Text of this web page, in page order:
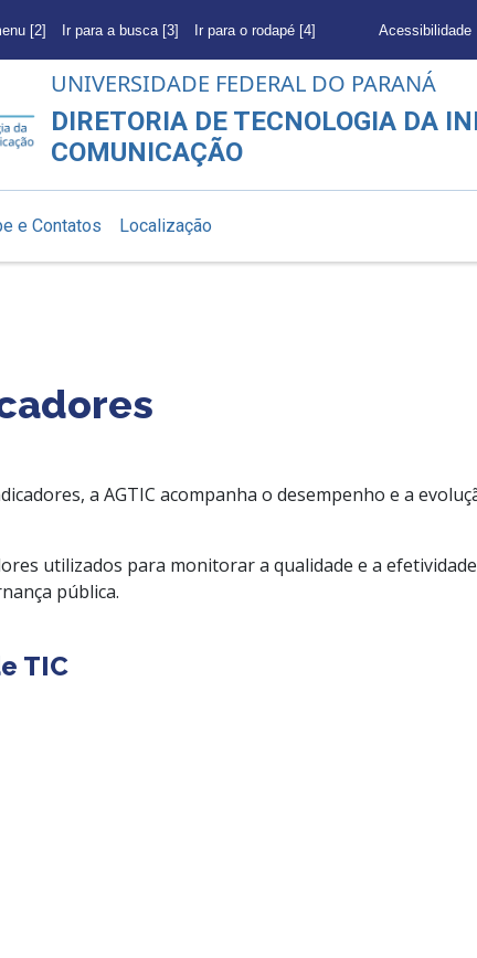
[2] Ir para a busca [3] Ir para o rodapé [4] Acessibilidade
UNIVERSIDADE FEDERAL DO PARANÁ
DIRETORIA DE TECNOLOGIA DA
COMUNICAÇÃO
e Contatos Localização
a AGTIC acompanha o desempenho e a
utilizados para monitorar a qualidade e a
pública.
TIC